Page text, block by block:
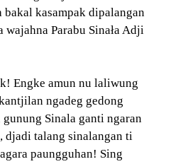
kasampak dipalangan
wajahna Parabu Sinała Adji
Engke amun nu laliwung
ngadeg gedong
Sinala ganti ngaran
djadi talang sinalangan ti
paungguhan! Sing